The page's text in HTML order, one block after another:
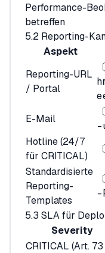
Performance-
betreffen
5.2 Reporting-
Aspekt
Reporting-URL
/ Portal
E-Mail
-
Hotline (24/7
für CRITICAL)
Standardisierte
Reporting-
Templates
-
5.3 SLA für
Severity
CRITICAL (Art. 73